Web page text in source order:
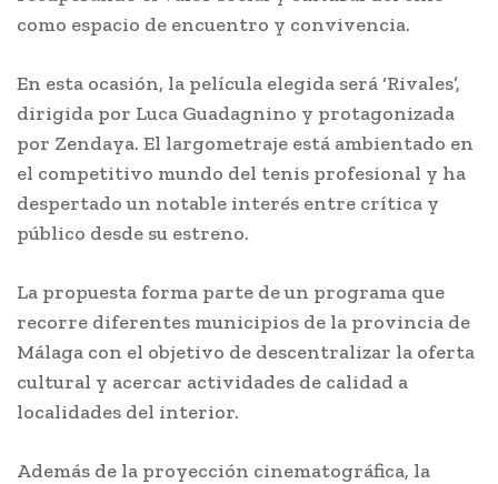
como espacio de encuentro y convivencia.
En esta ocasión, la película elegida será ‘Rivales’,
dirigida por Luca Guadagnino y protagonizada
por Zendaya. El largometraje está ambientado en
el competitivo mundo del tenis profesional y ha
despertado un notable interés entre crítica y
público desde su estreno.
La propuesta forma parte de un programa que
recorre diferentes municipios de la provincia de
Málaga con el objetivo de descentralizar la oferta
cultural y acercar actividades de calidad a
localidades del interior.
Además de la proyección cinematográfica, la